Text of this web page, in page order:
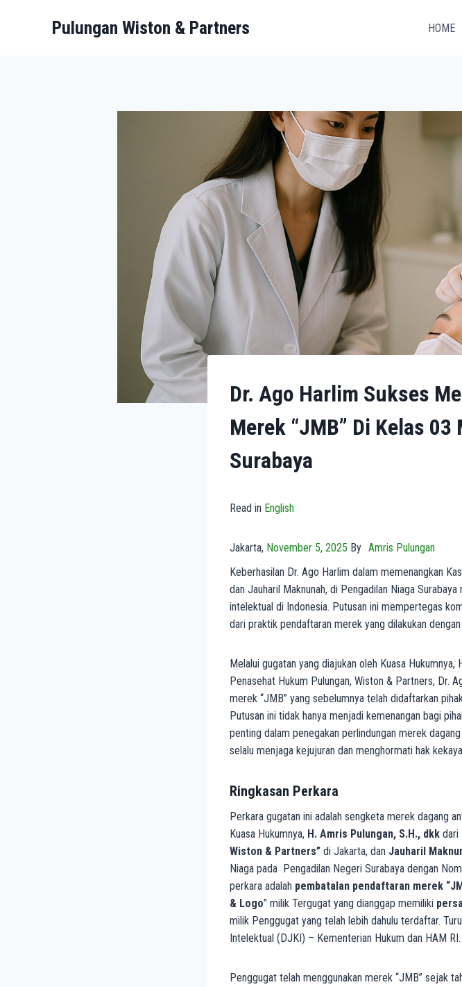
Pulungan Wiston & Partners HOME
Dr. Ago Harlim Sukses
Merek “JMB” Di Kelas
Surabaya
Read in English
Jakarta, November 5, 2025 By Amris Pulungan
Keberhasilan Dr. Ago Harlim dalam memenangkan
dan Jauharil Maknunah, di Pengadilan Niaga
intelektual di Indonesia. Putusan ini mempertegas
dari praktik pendaftaran merek yang dilakukan
Melalui gugatan yang diajukan oleh Kuasa
Penasehat Hukum Pulungan, Wiston & Partners, Dr.
merek “JMB” yang sebelumnya telah didaftarkan
Putusan ini tidak hanya menjadi kemenangan bagi
penting dalam penegakan perlindungan merek
selalu menjaga kejujuran dan menghormati hak
Ringkasan Perkara
Perkara gugatan ini adalah sengketa merek dagang
Kuasa Hukumnya, H. Amris Pulungan, S.H., dkk dari
Wiston & Partners” di Jakarta, dan Jauharil
Niaga pada Pengadilan Negeri Surabaya dengan
perkara adalah pembatalan pendaftaran merek
& Logo” milik Tergugat yang dianggap memiliki
milik Penggugat yang telah lebih dahulu terdaftar.
Intelektual (DJKI) – Kementerian Hukum dan HAM RI.
Penggugat telah menggunakan merek “JMB” sejak